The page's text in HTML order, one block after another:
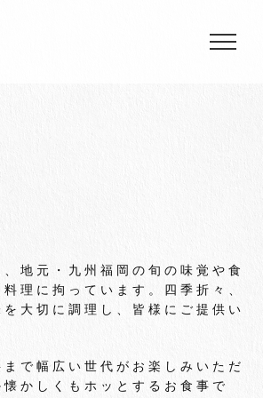
、地元・九州福岡の 旬の味覚や食
理に拘っています。四季折々、
大切に調理し、皆様にご提供い
で幅広い世代がお楽しみいただ
かしくもホッとするお食事で